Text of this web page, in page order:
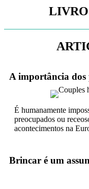
A importância dos
É humanamente
preocupados ou
acontecimentos na
Brincar é um